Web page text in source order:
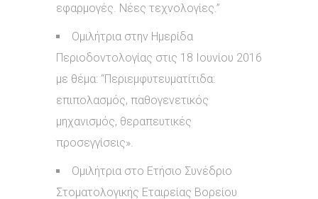
εφαρμογές. Νέες τεχνολογίες.”
Ομιλήτρια στην Ημερίδα
Περιοδοντολογίας στις 18 Ιουνίου 2016
με θέμα: “Περιεμφυτευματίτιδα:
επιπολασμός, παθογενετικός
μηχανισμός, θεραπευτικές
προσεγγίσεις».
Ομιλήτρια στο Ετήσιο Συνέδριο
Στοματολογικής Εταιρείας Βορείου